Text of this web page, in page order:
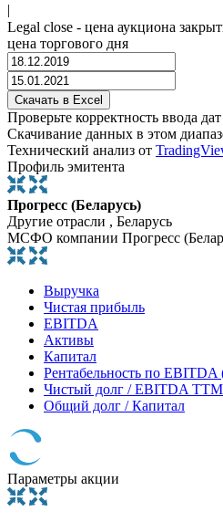
|
Legal close - цена аукциона
цена торгового дня
Проверьте корректность ввода дат
Скачивание данных в этом
Технический анализ от
Профиль эмитента
Прогресс (Беларусь)
Другие отрасли , Беларусь
МСФО компании Прогресс
Выручка
Чистая прибыль
EBITDA
Активы
Капитал
Рентабельность по EBITDA
Чистый долг / EBITDA TTM
Общий долг / Капитал
Параметры акции